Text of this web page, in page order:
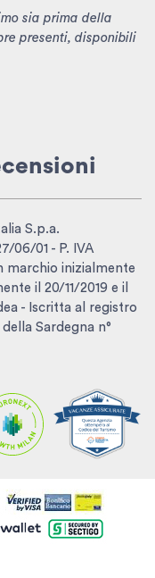
sia prima della
presenti, disponibili
S.p.a.
06/01 - P. IVA
marchio inizialmente
il 20/11/2019 e il
- Iscritta al registro
Sardegna n°